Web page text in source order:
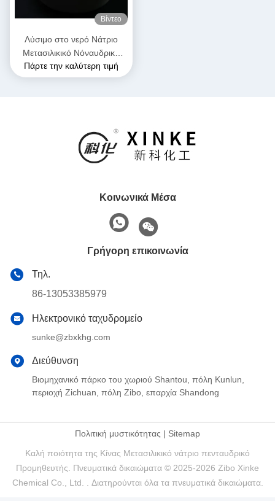
Βίντεο
Λύσιμο στο νερό Νάτριο
Μετασιλικικό Νόναυδρικό
Λευκό και ελεύθερα ρέων
κόκκους σκόνη Κρυστάλλινο
Πάρτε την καλύτερη τιμή
Κοινωνικά Μέσα
Γρήγορη επικοινωνία
Τηλ.
86-13053385979
Ηλεκτρονικό ταχυδρομείο
sunke@zbxkhg.com
Διεύθυνση
Βιομηχανικό πάρκο του χωριού Shantou, πόλη Kunlun,
περιοχή Zichuan, πόλη Zibo, επαρχία Shandong
Πολιτική μυστικότητας | Sitemap
Καλή ποιότητα της Κίνας Μετασιλικικό νάτριο πενταυδρικό
Προμηθευτής. Πνευματικά δικαιώματα © 2025-2026 Zibo Xinke
Chemical Co., Ltd. . Διατηρούνται όλα τα πνευματικά δικαιώματα.